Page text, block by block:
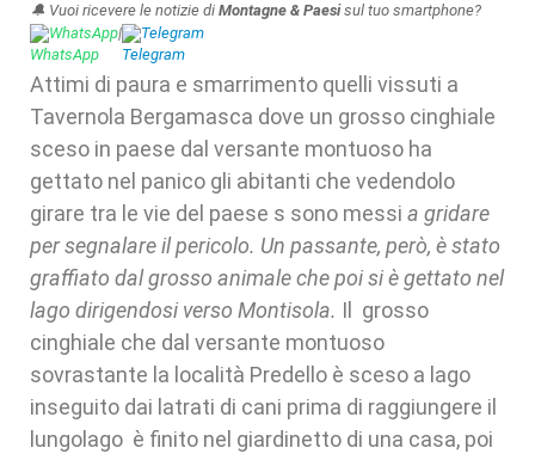
🔔 Vuoi ricevere le notizie di Montagne & Paesisul tuo smartphone?
WhatsApp| Telegram
Attimi di paura e smarrimento quelli vissuti a
Tavernola Bergamasca dove un grosso cinghiale
sceso in paese dal versante montuoso ha
gettato nel panico gli abitanti che vedendolo
girare tra le vie del paese s sono messi a gridare
per segnalare il pericolo. Un passante, però, è stato
graffiato dal grosso animale che poi si è gettato nel
lago dirigendosi verso Montisola. Il grosso
cinghiale che dal versante montuoso
sovrastante la località Predello è sceso a lago
inseguito dai latrati di cani prima di raggiungere il
lungolago è finito nel giardinetto di una casa, poi